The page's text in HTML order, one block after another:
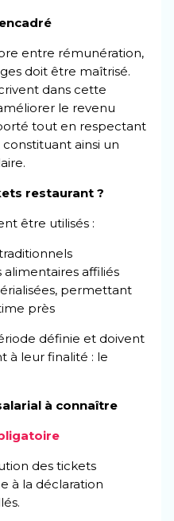
entre rémunération,
doit être maîtrisé.
dans cette
le revenu
tout en respectant
ainsi un
restaurant ?
être utilisés :
affiliés
permettant
près
définie et doivent
à leur finalité : le
à connaître
des tickets
à la déclaration